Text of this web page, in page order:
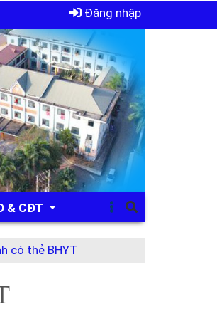
Đăng nhập
& CĐT
có thẻ BHYT